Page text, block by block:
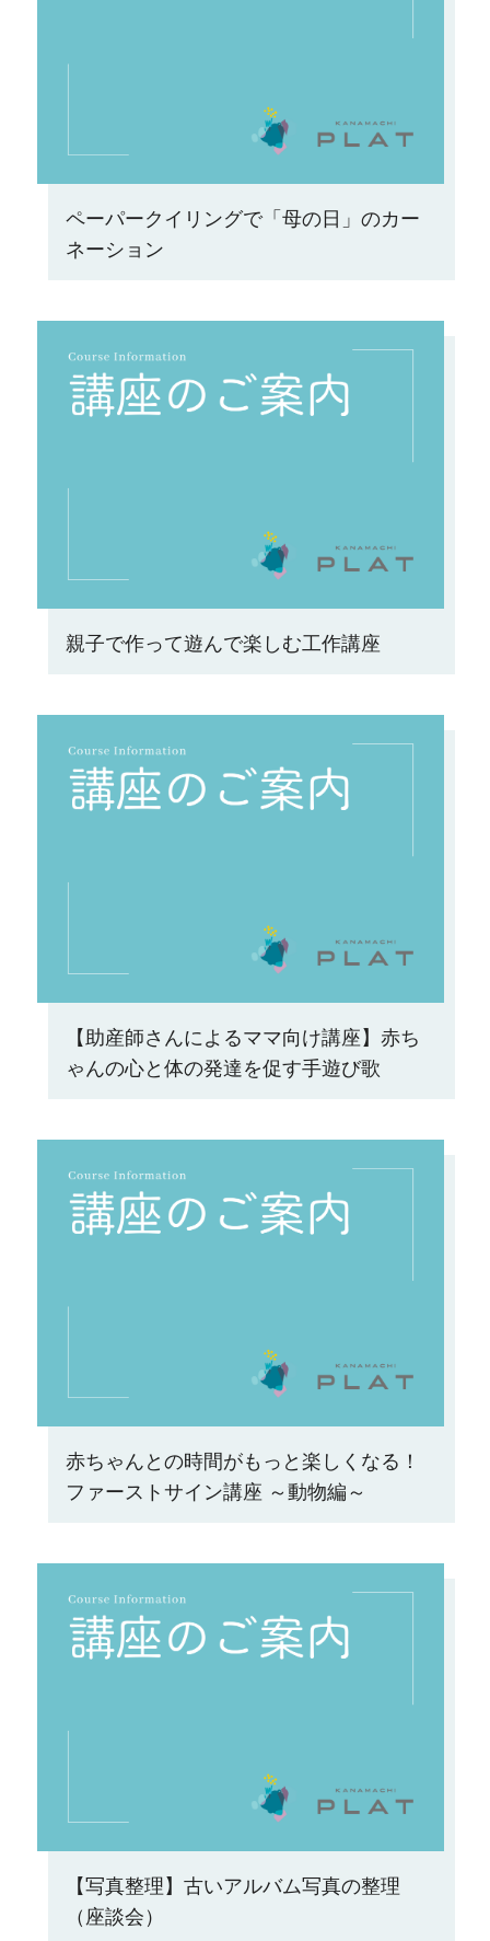
ペーパークイリングで「母の日」のカー
ネーション
親子で作って遊んで楽しむ工作講座
【助産師さんによるママ向け講座】赤ち
ゃんの心と体の発達を促す手遊び歌
赤ちゃんとの時間がもっと楽しくなる！
ファーストサイン講座 ～動物編～
【写真整理】古いアルバム写真の整理
（座談会）